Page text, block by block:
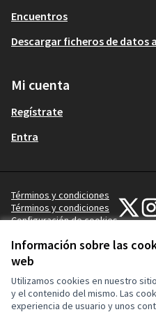
Información sobre las
web
Utilizamos cookies en nuestro
y el contenido del mismo. Las
experiencia de usuario y unos
Encuentros
Descargar ficheros de datos
Mi cuenta
Regístrate
Entra
Términos y condiciones
Términos y condiciones
Configuración de cookies
Participa
(Enlace